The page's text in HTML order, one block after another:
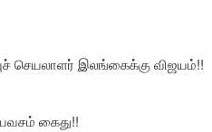
செயலாளர் இலங்கைக்கு விஜயம்!!
கைது!!